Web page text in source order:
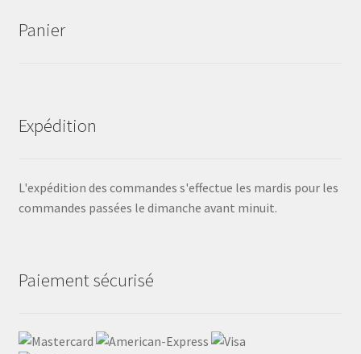
Panier
Expédition
L'expédition des commandes s'effectue les mardis pour les
commandes passées le dimanche avant minuit.
Paiement sécurisé